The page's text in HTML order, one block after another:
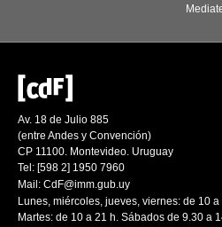
Av. 18 de Julio 885
(entre Andes y Convención)
CP 11100. Montevideo. Uruguay
Tel: [598 2] 1950 7960
Mail: CdF@imm.gub.uy
Lunes, miércoles, jueves, viernes: de 10 a
Martes: de 10 a 21 h. Sábados de 9.30 a